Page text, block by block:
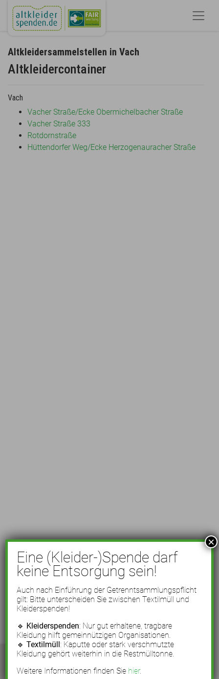
Altkleidersammelstellen in Vach
Altkleidercontainer
Vach
Vacher Straße/Ecke Obermichelbacher Straße
Vacher Straße 333
Rotdornstraße
Hüttendorfer Weg/Ecke Herzogenauracher Straße
Eine (Kleider-)Spende darf
keine Entsorgung sein!
Auch nach Einführung der Getrenntsammlungspflicht
gilt: Bitte unterscheiden Sie zwischen Textilmüll und
Kleiderspenden!
🔹 Kleiderspenden: Nur gut erhaltene, tragbare
Kleidung hilft gemeinnützigen Organisationen.
🔹Textilmüll: Kaputte oder stark verschmutzte
Kleidung gehört weiterhin in die Restmülltonne.
Weitere Informationen finden Sie hier.
×